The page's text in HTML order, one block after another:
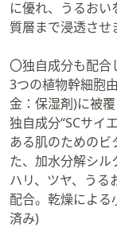
に優れ、うるお
質層まで浸透させ
〇独自成分も配合
3つの植物幹細胞
金：保湿剤)に被
独自成分“SCサイ
ある肌のための
た、加水分解シル
ハリ、ツヤ、うる
配合。乾燥によ
済み)